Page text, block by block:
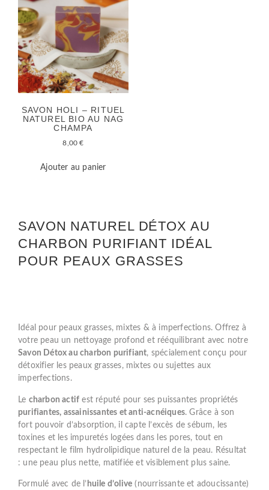
SAVON HOLI – RITUEL
NATUREL BIO AU NAG
CHAMPA
8,00€
Ajouter au panier
SAVON NATUREL DÉTOX AU
CHARBON PURIFIANT IDÉAL
POUR PEAUX GRASSES
Idéal pour peaux grasses, mixtes & à imperfections. Offrez à
votre peau un nettoyage profond et rééquilibrant avec notre
Savon Détox au charbon purifiant, spécialement conçu pour
détoxifier les peaux grasses, mixtes ou sujettes aux
imperfections.
Le charbon actif est réputé pour ses puissantes propriétés
purifiantes, assainissantes et anti-acnéiques. Grâce à son
fort pouvoir d’absorption, il capte l’excès de sébum, les
toxines et les impuretés logées dans les pores, tout en
respectant le film hydrolipidique naturel de la peau. Résultat
: une peau plus nette, matifiée et visiblement plus saine.
Formulé avec de l’ huile d’olive (nourrissante et adoucissante)